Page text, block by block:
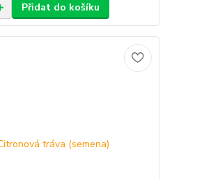
Přidat do košíku